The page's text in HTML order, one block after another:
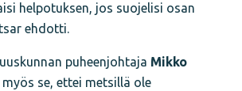
helpotuksen, jos suojelisi osan
ehdotti.
puheenjohtaja Mikko
myös se, ettei metsillä ole